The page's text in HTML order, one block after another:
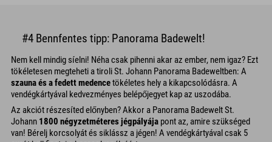
#4 Bennfentes tipp: Panorama Badewelt!
Nem kell mindig síelni! Néha csak pihenni akar az ember, nem igaz? Ezt
tökéletesen megteheti a tiroli St. Johann Panorama Badeweltben: A
szauna és a fedett medencetökéletes hely a kikapcsolódásra. A
vendégkártyával kedvezményes belépőjegyet kap az uszodába.
Az akciót részesíted előnyben? Akkor a Panorama Badewelt St.
Johann 1800 négyzetméteres jégpályája pont az, amire szükséged
van! Bérelj korcsolyát és siklássz a jégen! A vendégkártyával csak 5